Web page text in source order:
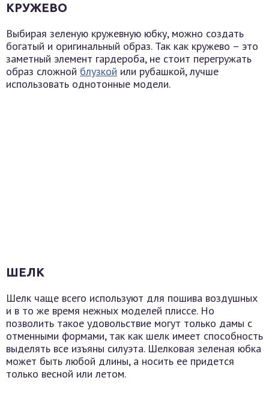
КРУЖЕВО
Выбирая зеленую кружевную юбку, можно создать
богатый и оригинальный образ. Так как кружево – это
заметный элемент гардероба, не стоит перегружать
образ сложной блузкой или рубашкой, лучше
использовать однотонные модели.
ШЕЛК
Шелк чаще всего используют для пошива воздушных
и в то же время нежных моделей плиссе. Но
позволить такое удовольствие могут только дамы с
отменными формами, так как шелк имеет способность
выделять все изъяны силуэта. Шелковая зеленая юбка
может быть любой длины, а носить ее придется
только весной или летом.